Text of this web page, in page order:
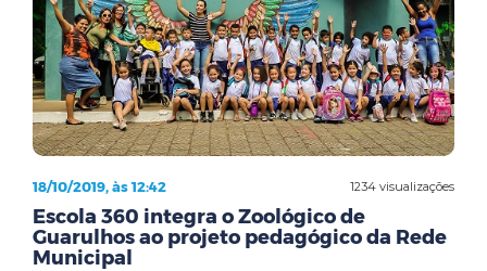
1234 visualizações
18/10/2019, às 12:42
Escola 360 integra o Zoológico de
Guarulhos ao projeto pedagógico da Rede
Municipal